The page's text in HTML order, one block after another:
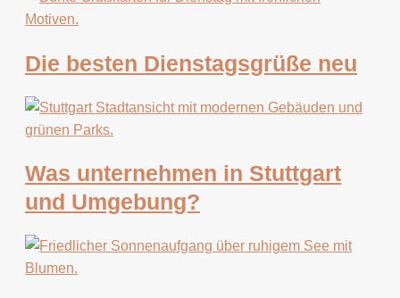
Die besten Dienstagsgrüße neu
Was unternehmen in Stuttgart
und Umgebung?